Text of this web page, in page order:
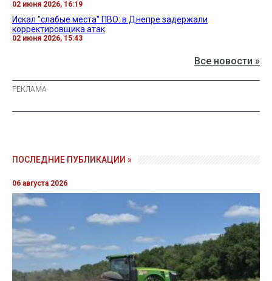
02 июня 2026, 16:19
Искал "слабые места" ПВО: в Днепре задержали
корректировщика атак
02 июня 2026, 15:43
Все новости »
ПОСЛЕДНИЕ ПУБЛИКАЦИИ »
06 августа 2026